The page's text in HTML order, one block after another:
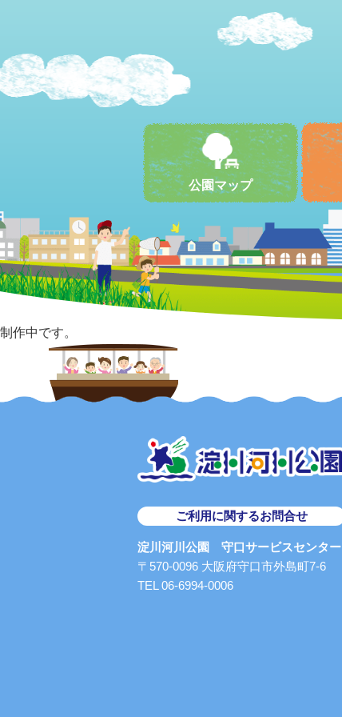
公園マップ
制作中です。
ご利用に関するお問合せ
淀川河川公園 守口サービスセンター
〒570-0096 大阪府守口市外島町7-6
TEL 06-6994-0006